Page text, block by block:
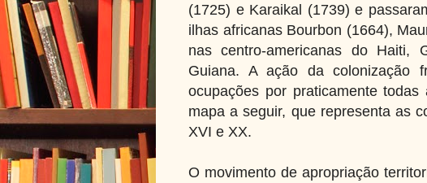
(1725) e Karaikal (1739) e
ilhas africanas Bourbon (1664),
nas centro-americanas do Haiti,
Guiana. A ação da colonização
ocupações por praticamente
mapa a seguir, que representa as
XVI e XX.
O movimento de apropriação